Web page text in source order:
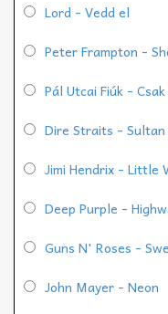
Lord - Vedd el
Peter Frampton -
Pál Utcai Fiúk -
Dire Straits - Sultan
Jimi Hendrix - Little
Deep Purple -
Guns N' Roses -
John Mayer - Neon